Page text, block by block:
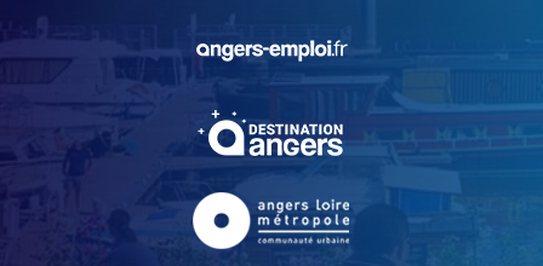
, Ouvre une nouvelle
, Ouvre une nouvelle